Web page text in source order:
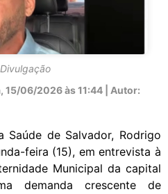
15/06/2026 às 11:44 | Autor:
Saúde de Salvador, Rodrigo
feira (15), em entrevista à
Municipal da capital
demanda crescente de